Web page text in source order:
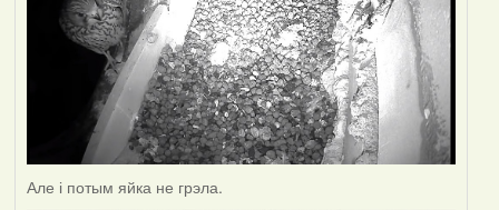
Але і потым яйка не грэла.